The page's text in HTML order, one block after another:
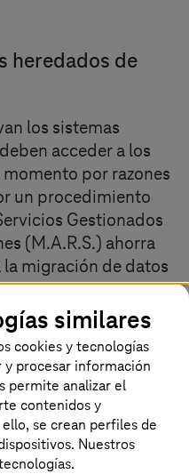
heredados de
los sistemas
acceder a los
por razones
un procedimiento
Gestionados
(M.A.R.S.) ahorra
migración de datos
sin perder el
También
hasta en un 85 %,
superfluos y
migra a la
similares
cookies y tecnologías
y procesar información
permite analizar el
contenidos y
se crean perfiles de
Nuestros